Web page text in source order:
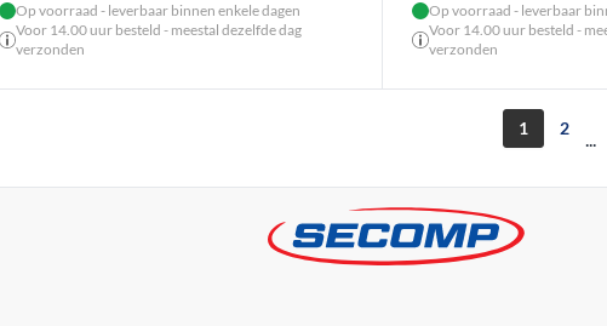
Op voorraad - leverbaar binnen enkele dagen
Voor 14.00 uur besteld - meestal dezelfde dag
verzonden
Op voorraad - leverbaar
Voor 14.00 uur besteld -
verzonden
1 2